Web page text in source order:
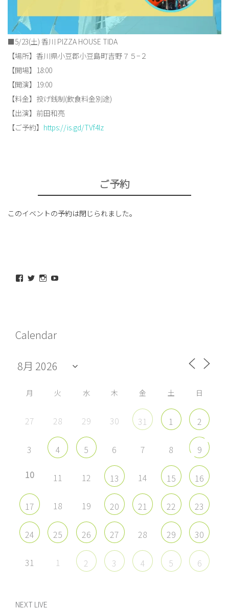
■5/23(土) 香川 PIZZA HOUSE TIDA
【場所】香川県小豆郡小豆島町吉野７５−２
【開場】18:00
【開演】19:00
【料金】投げ銭制(飲食料金別途)
【出演】前田和亮
【ご予約】 https://is.gd/TVf4Iz
ご予約
このイベントの予約は閉じられました。
maeda_kazuaki@me.com
ィ
ー
を
Facebook
示
maedakazuaki
さ
ィ
ー
を
Twitter
maede_kazuaki
ィ
ー
を
Instagram
YouTube
示
Calendar
月 火 水 木 金 土 日
27 28 29 30 31 1 2
3 4 5 6 7 8 9
10 11 12 13 14 15 16
17 18 19 20 21 22 23
24 25 26 27 28 29 30
31 1 2 3 4 5 6
NEXT LIVE